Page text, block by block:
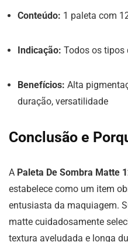
Conteúdo: 1 paleta com
Indicação: Todos os tipos
Benefícios: Alta
duração, versatilidade
Conclusão e
A Paleta De Sombra Matte
estabelece como um item
entusiasta da maquiagem.
matte cuidadosamente
textura aveludada e longa